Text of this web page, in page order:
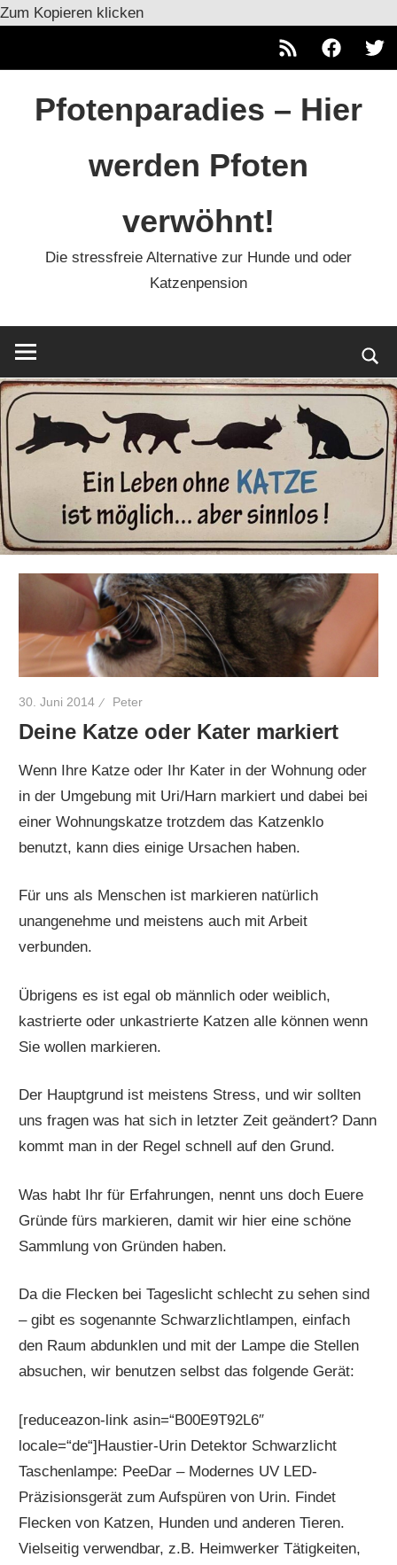
Zum Kopieren klicken
RSS Facebook
Pfotenparadies – Hier
werden Pfoten
verwöhnt!
Die stressfreie Alternative zur Hunde und oder
Katzenpension
30. Juni 2014 Peter
Deine Katze oder Kater markiert
Wenn Ihre Katze oder Ihr Kater in der Wohnung oder
in der Umgebung mit Uri/Harn markiert und dabei bei
einer Wohnungskatze trotzdem das Katzenklo
benutzt, kann dies einige Ursachen haben.
Für uns als Menschen ist markieren natürlich
unangenehme und meistens auch mit Arbeit
verbunden.
Übrigens es ist egal ob männlich oder weiblich,
kastrierte oder unkastrierte Katzen alle können wenn
Sie wollen markieren.
Der Hauptgrund ist meistens Stress, und wir sollten
uns fragen was hat sich in letzter Zeit geändert? Dann
kommt man in der Regel schnell auf den Grund.
Was habt Ihr für Erfahrungen, nennt uns doch Euere
Gründe fürs markieren, damit wir hier eine schöne
Sammlung von Gründen haben.
Da die Flecken bei Tageslicht schlecht zu sehen sind
– gibt es sogenannte Schwarzlichtlampen, einfach
den Raum abdunklen und mit der Lampe die Stellen
absuchen, wir benutzen selbst das folgende Gerät:
[reduceazon-link asin=“B00E9T92L6″
locale=“de“]Haustier-Urin Detektor Schwarzlicht
Taschenlampe: PeeDar – Modernes UV LED-
Präzisionsgerät zum Aufspüren von Urin. Findet
Flecken von Katzen, Hunden und anderen Tieren.
Vielseitig verwendbar, z.B. Heimwerker Tätigkeiten,